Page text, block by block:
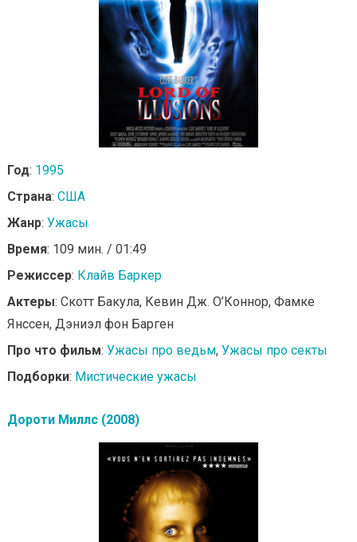
Год: 1995
Страна: США
Жанр: Ужасы
Время: 109 мин. / 01:49
Режиссер: Клайв Баркер
Актеры: Скотт Бакула, Кевин Дж. О’Коннор, Фамке
Янссен, Дэниэл фон Барген
Про что фильм: Ужасы про ведьм, Ужасы про секты
Подборки: Мистические ужасы
Дороти Миллс (2008)